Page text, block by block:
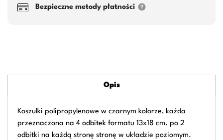
Bezpieczne metody płatności
Opis
Koszulki polipropylenowe w czarnym kolorze, każda
przeznaczona na 4 odbitek formatu 13x18 cm. po 2
odbitki na każdą stronę stronę w układzie poziomym.